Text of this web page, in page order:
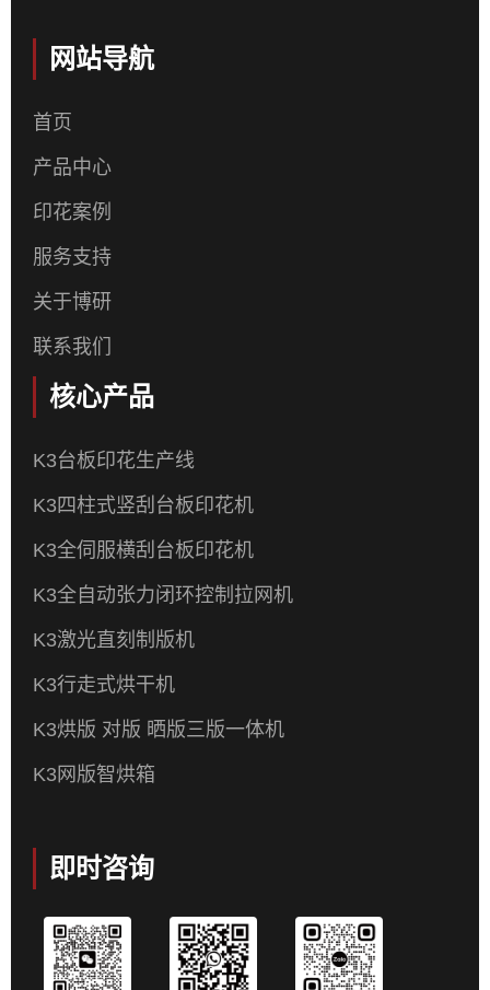
网站导航
首页
产品中心
印花案例
服务支持
关于博研
联系我们
核心产品
K3台板印花生产线
K3四柱式竖刮台板印花机
K3全伺服横刮台板印花机
K3全自动张力闭环控制拉网机
K3激光直刻制版机
K3行走式烘干机
K3烘版 对版 晒版三版一体机
K3网版智烘箱
即时咨询